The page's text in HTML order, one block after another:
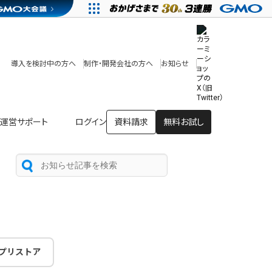
運営サポート ログイン 資料請求 無料お試し
導入を検討中の方へ 制作・開発会社の方へ お知らせ
その他
テンプレート一覧
ヘルプセンター
リストア